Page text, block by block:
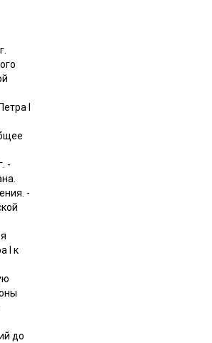
I
-
-
I к
до